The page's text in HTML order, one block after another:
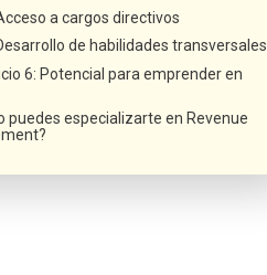
a cargos directivos
de habilidades transversales
6: Potencial para emprender en
puedes especializarte en Revenue